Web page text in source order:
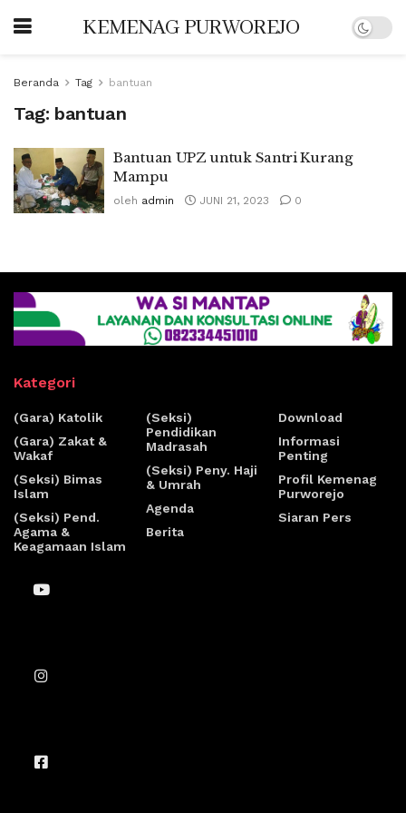
KEMENAG PURWOREJO
Beranda Tag bantuan
Tag: bantuan
Bantuan UPZ untuk Santri Kurang
Mampu
oleh admin JUNI 21, 2023 0
Kategori
(Gara) Katolik
(Gara) Zakat &
Wakaf
(Seksi) Bimas
Islam
(Seksi) Pend.
Agama &
Keagamaan Islam
(Seksi)
Pendidikan
Madrasah
(Seksi) Peny. Haji
& Umrah
Agenda
Berita
Download
Informasi
Penting
Profil Kemenag
Purworejo
Siaran Pers